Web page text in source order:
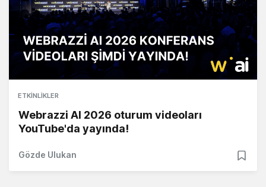
ETKINLIKLER
Webrazzi AI 2026 oturum videoları
YouTube'da yayında!
Gözde Ulukan